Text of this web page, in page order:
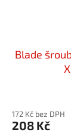
Blade
172 Kč bez DPH
208 Kč